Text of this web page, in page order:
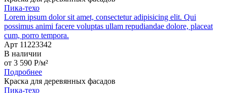
Пика-техо
Lorem ipsum dolor sit amet, consectetur adipisicing elit. Qui
possimus animi facere voluptas ullam repudiandae dolore, placeat
cum, porro tempora.
Арт 11223342
В наличии
от 3 590 P/м²
Подробнее
Краска для деревянных фасадов
Пика-техо